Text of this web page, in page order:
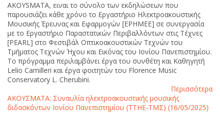
AKOYSMATA, ειναι το σύνολο των εκδηλώσεων που
παρουσιάζει κάθε χρόνο το Εργαστήριο Ηλεκτροακουστικής
Μουσικής Έρευνας και Εφαρμογών [ΕΡΗΜΕΕ] σε συνεργασία
με το Εργαστήριο Παραστατικών Περιβαλλόντων στις Τέχνες
[PEARL] στο Φεστιβάλ Οπτικοακουστικών Τεχνών του
Τμήματος Τεχνών Ήχου και Εικόνας του Ιονίου Πανεπιστημίου.
Το πρόγραμμα περιλαμβάνει έργα του συνθέτη και Καθηγητή
Lelio Camilleri και έργα φοιτητών του Florence Music
Conservatory L. Cherubini.
Περισσότερα
ΑΚΟΥΣΜΑΤΑ: Συναυλία ηλεκτροακουστικής μουσικής
διδασκόντων Ιονίου Πανεπιστημίου (ΤΤΗΕ-ΤΜΣ) (16/05/2025)